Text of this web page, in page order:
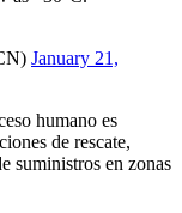
January 21,
humano es
de rescate,
suministros en zonas